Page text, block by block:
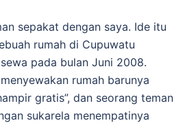
sepakat dengan saya. Ide itu
rumah di Cupuwatu
pada bulan Juni 2008.
rumah barunya
gratis”, dan seorang teman
sukarela menempatinya